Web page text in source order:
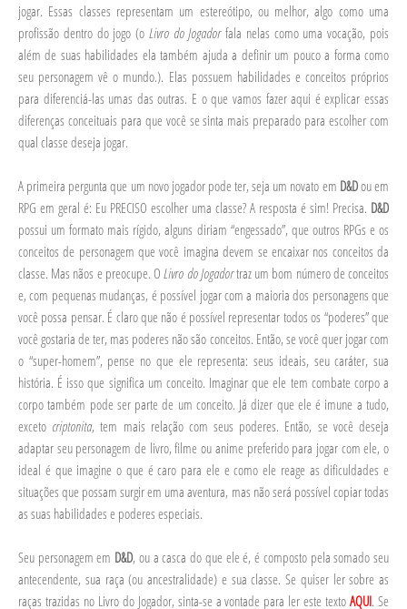
jogar. Essas classes representam um estereótipo, ou melhor, algo como uma
profissão dentro do jogo (o Livro do Jogadorfala nelas como uma vocação, pois
além de suas habilidades ela também ajuda a definir um pouco a forma como
seu personagem vê o mundo.). Elas possuem habilidades e conceitos próprios
para diferenciá-las umas das outras. E o que vamos fazer aqui é explicar essas
diferenças conceituais para que você se sinta mais preparado para escolher com
qual classe deseja jogar.
A primeira pergunta que um novo jogador pode ter, seja um novato em D&Dou em
RPG em geral é: Eu PRECISO escolher uma classe? A resposta é sim! Precisa. D&D
possui um formato mais rígido, alguns diriam “engessado”, que outros RPGs e os
conceitos de personagem que você imagina devem se encaixar nos conceitos da
classe. Mas nãos e preocupe. OLivro do Jogadortraz um bom número de conceitos
e, com pequenas mudanças, é possível jogar com a maioria dos personagens que
você possa pensar. É claro que não é possível representar todos os “poderes” que
você gostaria de ter, mas poderes não são conceitos. Então, se você quer jogar com
o “super-homem”, pense no que ele representa: seus ideais, seu caráter, sua
história. É isso que significa um conceito. Imaginar que ele tem combate corpo a
corpo também pode ser parte de um conceito. Já dizer que ele é imune a tudo,
exceto criptonita, tem mais relação com seus poderes. Então, se você deseja
adaptar seu personagem de livro, filme ou anime preferido para jogar com ele, o
ideal é que imagine o que é caro para ele e como ele reage as dificuldades e
situações que possam surgir em uma aventura, mas não será possível copiar todas
as suas habilidades e poderes especiais.
Seu personagem em D&D, ou a casca do que ele é, é composto pela somado seu
antecendente, sua raça (ou ancestralidade) e sua classe. Se quiser ler sobre as
raças trazidas no Livro do Jogador, sinta-se a vontade para ler este textoAQUI. Se